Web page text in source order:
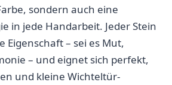
sondern auch eine
in jede Handarbeit. Jeder Stein
Eigenschaft – sei es Mut,
– und eignet sich perfekt,
und kleine Wichteltür-